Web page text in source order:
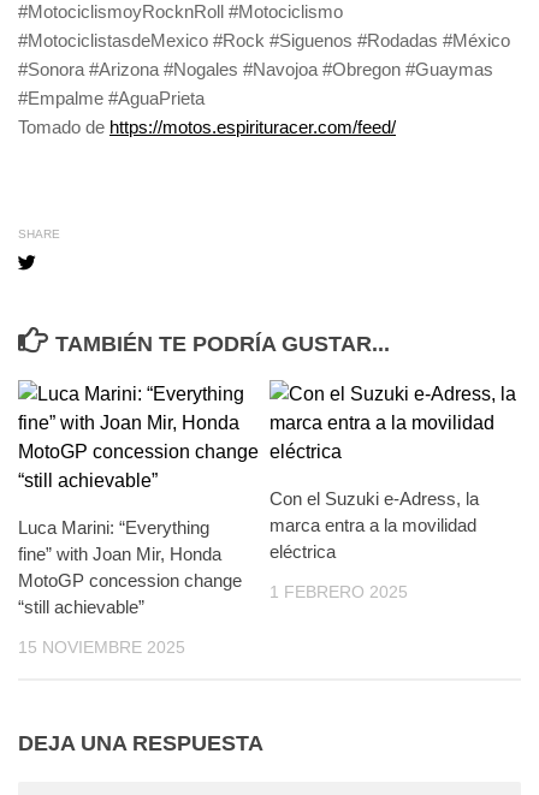
#MotociclismoyRocknRoll #Motociclismo
#MotociclistasdeMexico #Rock #Siguenos #Rodadas #México
#Sonora #Arizona #Nogales #Navojoa #Obregon #Guaymas
#Empalme #AguaPrieta
Tomado de https://motos.espirituracer.com/feed/
SHARE
TAMBIÉN TE PODRÍA GUSTAR...
Luca Marini: “Everything
fine” with Joan Mir, Honda
MotoGP concession change
“still achievable”
15 NOVIEMBRE 2025
Con el Suzuki e-Adress, la
marca entra a la movilidad
eléctrica
1 FEBRERO 2025
DEJA UNA RESPUESTA